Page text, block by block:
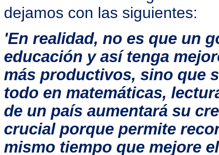
dejamos con las siguientes:
'En realidad, no es que un
educación y así tenga
más productivos, sino que
todo en matemáticas,
de un país aumentará su
crucial porque permite
mismo tiempo que mejore